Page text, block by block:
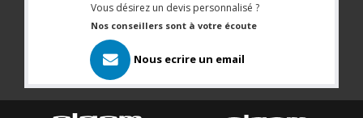
Vous désirez un devis personnalisé ?
Nos conseillers sont à votre écoute
Nous ecrire un email